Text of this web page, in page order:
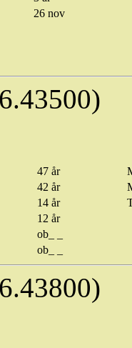
26 nov
47 år
42 år
14 år
12 år
ob_ _
ob_ _